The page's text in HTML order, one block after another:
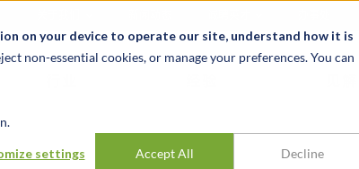
on your device to operate our site, understand how it is
non-essential cookies, or manage your preferences. You can
settings Accept All Decline